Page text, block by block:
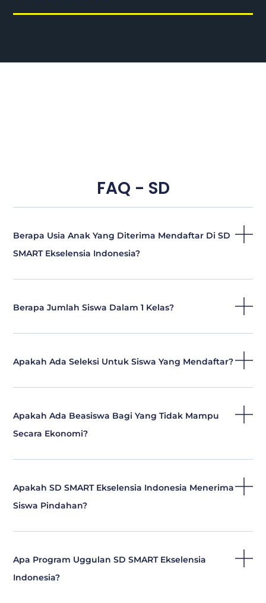
FAQ - SD
Berapa Usia Anak Yang Diterima Mendaftar Di SD
SMART Ekselensia Indonesia?
Berapa Jumlah Siswa Dalam 1 Kelas?
Apakah Ada Seleksi Untuk Siswa Yang Mendaftar?
Apakah Ada Beasiswa Bagi Yang Tidak Mampu
Secara Ekonomi?
Apakah SD SMART Ekselensia Indonesia Menerima
Siswa Pindahan?
Apa Program Uggulan SD SMART Ekselensia
Indonesia?